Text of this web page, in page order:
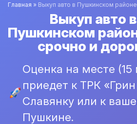
Главная » Выкуп авто в Пушкинском
Выкуп авто в
Пушкинском
срочно и
Оценка на месте
приедет к ТРК
Славянку или к
Пушкине.